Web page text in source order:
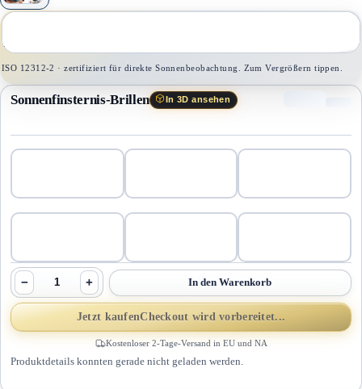
1
ISO 12312-2 · zertifiziert für direkte Sonnenbeobachtung. Zum Vergrößern tippen.
Sonnenfinsternis-Brillen In 3D ansehen
− + In den Warenkorb
Jetzt kaufenCheckout wird vorbereitet...
Kostenloser 2-Tage-Versand in EU und NA
Produktdetails konnten gerade nicht geladen werden.